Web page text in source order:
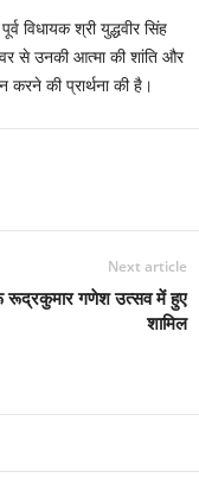
विधायक श्री युद्धवीर सिंह
से उनकी आत्मा की शांति और
की प्रार्थना की है।
Next article
रूद्रकुमार गणेश उत्सव में हुए
शामिल